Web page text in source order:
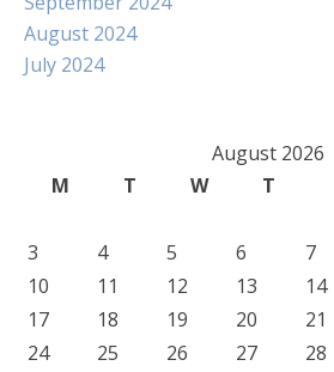
August 2024
July 2024
August 2026
M
T W T
3
4 5 6 7
10
11 12 13 14
17
18 19 20 21
24
25 26 27 28